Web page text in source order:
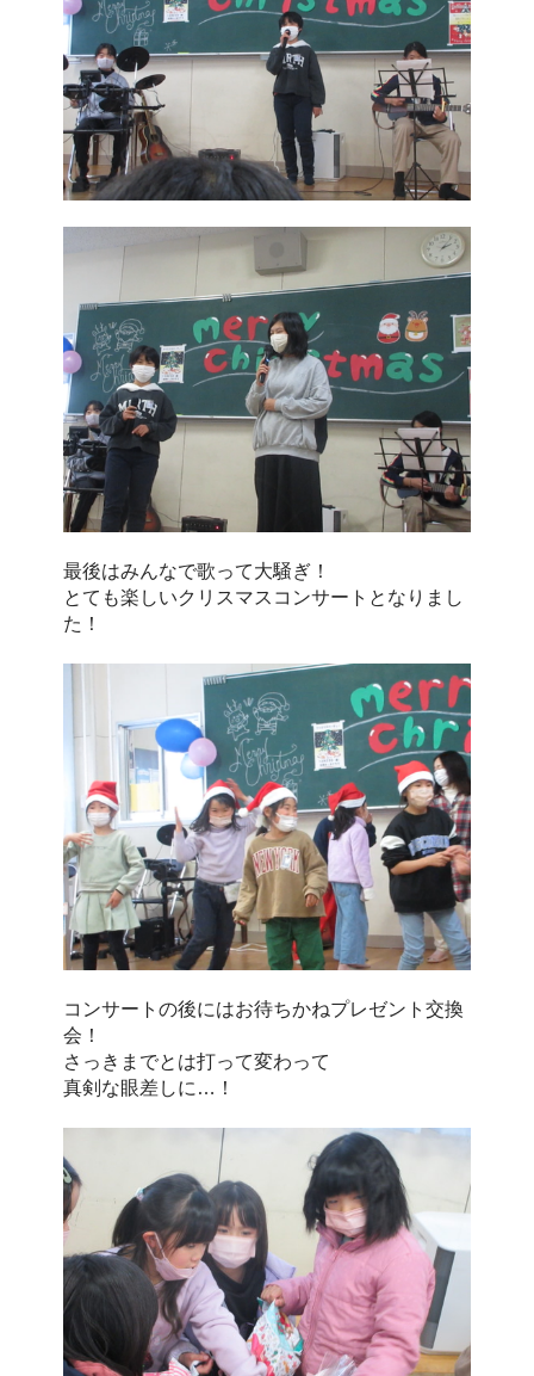
最後はみんなで歌って大騒ぎ！
とても楽しいクリスマスコンサートとなりまし
た！
コンサートの後にはお待ちかねプレゼント交換
会！
さっきまでとは打って変わって
真剣な眼差しに…！